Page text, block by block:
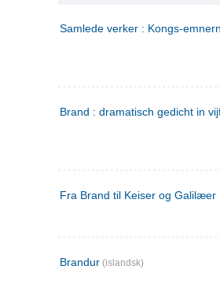
Samlede verker : Kongs-
Brand : dramatisch gedicht in
Fra Brand til Keiser og Galilæer
Brandur (islandsk)